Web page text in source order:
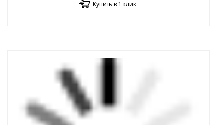
Купить в 1 клик